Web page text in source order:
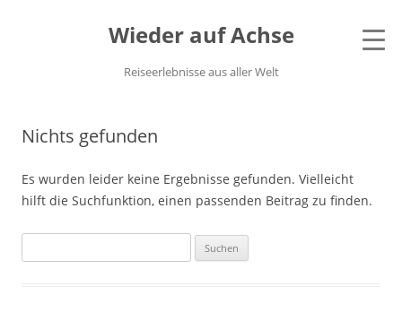
Wieder auf Achse
Reiseerlebnisse aus aller Welt
Nichts gefunden
Es wurden leider keine Ergebnisse gefunden. Vielleicht
hilft die Suchfunktion, einen passenden Beitrag zu finden.
nach: